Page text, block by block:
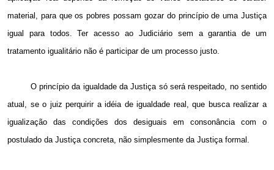
material, para que os pobres possam gozar do princípio de uma Justiça
igual para todos. Ter acesso ao Judiciário sem a garantia de um
tratamento igualitário não é participar de um processo justo.
O princípio da igualdade da Justiça só será respeitado, no sentido
atual, se o juiz perquirir a idéia de igualdade real, que busca realizar a
igualização das condições dos desiguais em consonância com o
postulado da Justiça concreta, não simplesmente da Justiça formal.